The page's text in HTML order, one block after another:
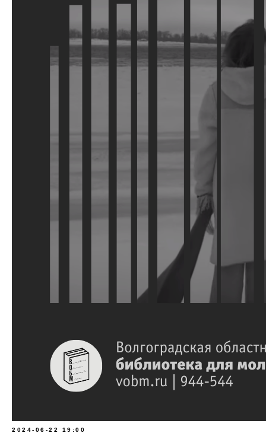
2024-06-22 19:00